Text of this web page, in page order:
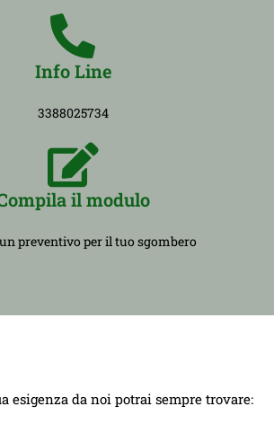
Info Line
3388025734
il modulo
preventivo per il tuo sgombero
esigenza da noi potrai sempre trovare: